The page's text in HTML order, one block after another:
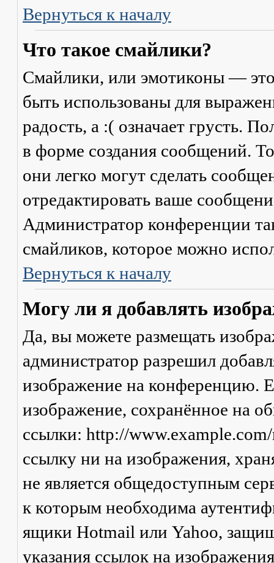
Вернуться к началу
Что такое смайлики?
Смайлики, или эмотиконы —
быть использованы для
радость, а :( означает грусть.
в форме создания сообщений.
они легко могут сделать
отредактировать ваше
Администратор конференции
смайликов, которое можно
Вернуться к началу
Могу ли я добавлять
Да, вы можете размещать
администратор разрешил
изображение на конференцию.
изображение, сохранённое на
ссылки: http://
ссылку ни на изображения,
не является общедоступным
к которым необходима
ящики Hotmail или Yahoo,
указания ссылок на